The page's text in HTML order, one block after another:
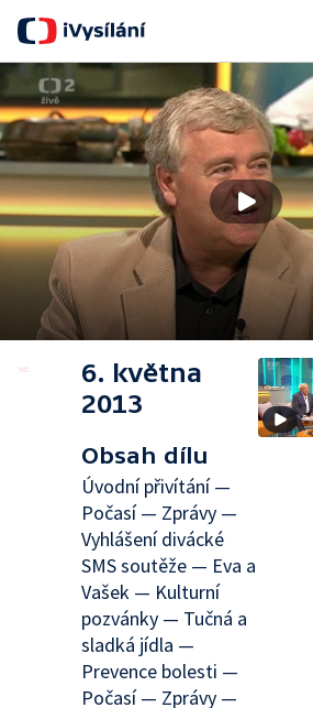
6. května
2013
Obsah dílu
Úvodní přivítání —
Počasí — Zprávy —
Vyhlášení divácké
SMS soutěže — Eva a
Vašek — Kulturní
pozvánky — Tučná a
sladká jídla —
Prevence bolesti —
Počasí — Zprávy —